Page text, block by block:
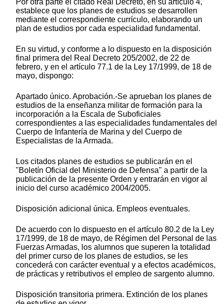
Por otra parte el citado Real Decreto, en su artículo 4,
establece que los planes de estudios se desarrollen
mediante el correspondiente currículo, elaborando un
plan de estudios por cada especialidad fundamental.
En su virtud, y conforme a lo dispuesto en la disposición
final primera del Real Decreto 205/2002, de 22 de
febrero, y en el artículo 77.1 de la Ley 17/1999, de 18 de
mayo, dispongo:
Apartado único. Aprobación.-Se aprueban los planes de
estudios de la enseñanza militar de formación para la
incorporación a la Escala de Suboficiales
correspondientes a las especialidades fundamentales del
Cuerpo de Infantería de Marina y del Cuerpo de
Especialistas de la Armada.
Los citados planes de estudios se publicarán en el
"Boletín Oficial del Ministerio de Defensa" a partir de la
publicación de la presente Orden y entrarán en vigor al
inicio del curso académico 2004/2005.
Disposición adicional única. Empleos eventuales.
De acuerdo con lo dispuesto en el artículo 80.2 de la Ley
17/1999, de 18 de mayo, de Régimen del Personal de las
Fuerzas Armadas, los alumnos que superen la totalidad
del primer curso de los planes de estudios, se les
concederá con carácter eventual y a efectos académicos,
de prácticas y retributivos el empleo de sargento alumno.
Disposición transitoria primera. Extinción de los planes